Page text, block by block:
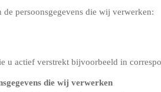
persoonsgegevens die wij verwerken:
u actief verstrekt bijvoorbeeld in
die wij verwerken